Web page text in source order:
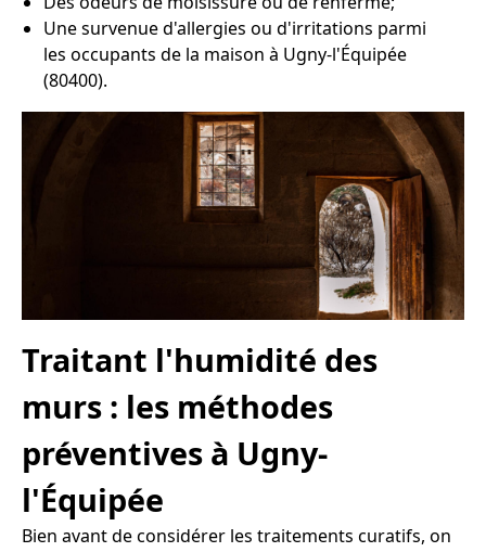
Une survenue d'allergies ou d'irritations parmi
les occupants de la maison à Ugny-l'Équipée
(80400).
Traitant l'humidité des
murs : les méthodes
préventives à Ugny-
l'Équipée
Bien avant de considérer les traitements curatifs, on